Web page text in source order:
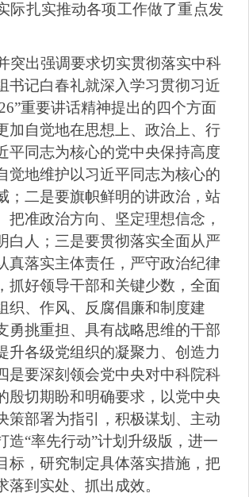
际扎实推动各项工作做了重点发
突出强调要求切实贯彻落实中科
书记白春礼就深入学习贯彻习近
重要讲话精神提出的四个方面
加自觉地在思想上、政治上、行
平同志为核心的党中央保持高度
觉地维护以习近平同志为核心的
；二是要旗帜鲜明的讲政治，站
把准政治方向、坚定理想信念，
白人；三是要贯彻落实全面从严
真落实主体责任，严守政治纪律
抓好领导干部和关键少数，全面
织、作风、反腐倡廉和制度建
勇挑重担、具有战略思维的干部
升各级党组织的凝聚力、创造力
是要深刻领会党中央对中科院科
殷切期盼和明确要求，以党中央
策部署为指引，积极谋划、主动
造“率先行动”计划升级版，进一
标，研究制定具体落实措施，把
落到实处、抓出成效。